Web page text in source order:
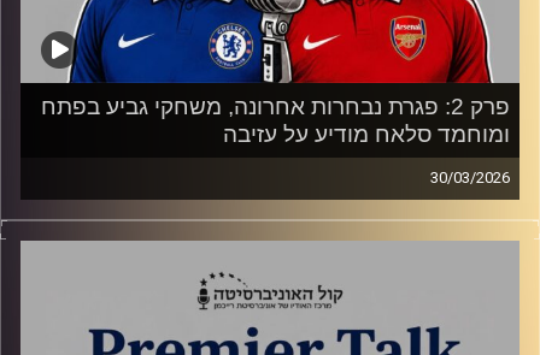
פרק 2: פגרת נבחרות אחרונה, משחקי גביע בפתח
ומוחמד סלאח מודיע על עזיבה
30/03/2026
האם נבחרת אנגליה מוכנה למונדיאל, דניאל פרץ נגד ארסנל,
ליברפול רוצה לשמור על הכבוד ומסכמים את התקופה של
קרדיט תמונות:
Gemini